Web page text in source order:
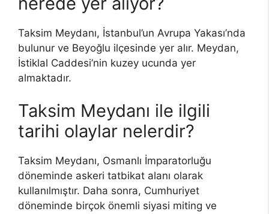
Taksim Meydanı, İstanbul’un Avrupa Yakası’nda
bulunur ve Beyoğlu ilçesinde yer alır. Meydan,
İstiklal Caddesi’nin kuzey ucunda yer
almaktadır.
Taksim Meydanı ile ilgili
tarihi olaylar nelerdir?
Taksim Meydanı, Osmanlı İmparatorluğu
döneminde askeri tatbikat alanı olarak
kullanılmıştır. Daha sonra, Cumhuriyet
döneminde birçok önemli siyasi miting ve